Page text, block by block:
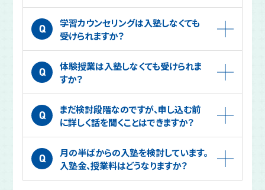
そういった条件や制限はありません。キャンペーン
塾いただいた方全員が対象となります。
学習カウンセリングは入塾しなくても
受けられますか？
受けられます。学習カウンセリングを受けていた
体験授業は入塾しなくても受けられま
すか？
受けられます。学習カウンセリング、体験授業を受
まだ検討段階なのですが、申し込む前
に詳しく話を聞くことはできますか？
可能です。ページ上部、下部の学習カウンセリング
月の半ばからの入塾を検討しています。
入塾金、授業料はどうなりますか？